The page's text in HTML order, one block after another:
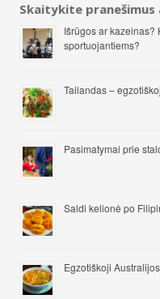
Skaitykite
Išrūgos ar kazeinas?
sportuojantiems?
Tailandas –
Pasimatymai prie
Saldi kelionė po
Egzotiškoji